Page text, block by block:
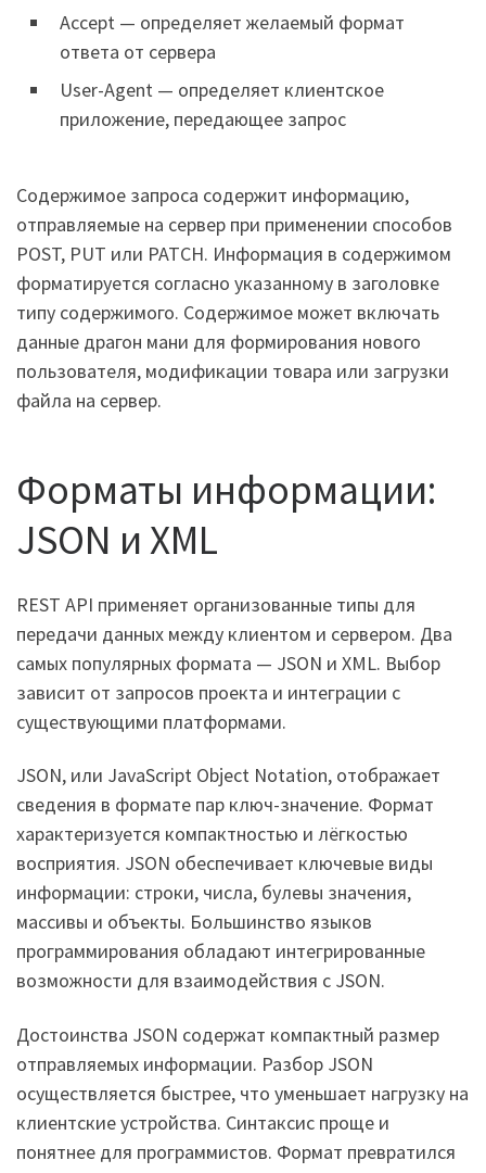
Accept — определяет желаемый формат
ответа от сервера
User-Agent — определяет клиентское
приложение, передающее запрос
Содержимое запроса содержит информацию,
отправляемые на сервер при применении способов
POST, PUT или PATCH. Информация в содержимом
форматируется согласно указанному в заголовке
типу содержимого. Содержимое может включать
данные драгон мани для формирования нового
пользователя, модификации товара или загрузки
файла на сервер.
Форматы информации:
JSON и XML
REST API применяет организованные типы для
передачи данных между клиентом и сервером. Два
самых популярных формата — JSON и XML. Выбор
зависит от запросов проекта и интеграции с
существующими платформами.
JSON, или JavaScript Object Notation, отображает
сведения в формате пар ключ-значение. Формат
характеризуется компактностью и лёгкостью
восприятия. JSON обеспечивает ключевые виды
информации: строки, числа, булевы значения,
массивы и объекты. Большинство языков
программирования обладают интегрированные
возможности для взаимодействия с JSON.
Достоинства JSON содержат компактный размер
отправляемых информации. Разбор JSON
осуществляется быстрее, что уменьшает нагрузку на
клиентские устройства. Синтаксис проще и
понятнее для программистов. Формат превратился